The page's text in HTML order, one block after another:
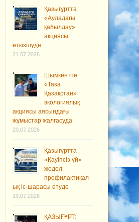
Қазығұртта
«Ауладағы
қабылдау»
акциясы
өткізілуде
21.07.2026
Шымкентте
«Таза
Қазақстан»
экологиялық
акциясы аясындағы
жұмыстар жалғасуда
20.07.2026
Қазығұртта
«Қауіпсіз үй»
жедел
профилактикал
ық іс-шарасы өтуде
19.07.2026
ҚАЗЫҒҰРТ: